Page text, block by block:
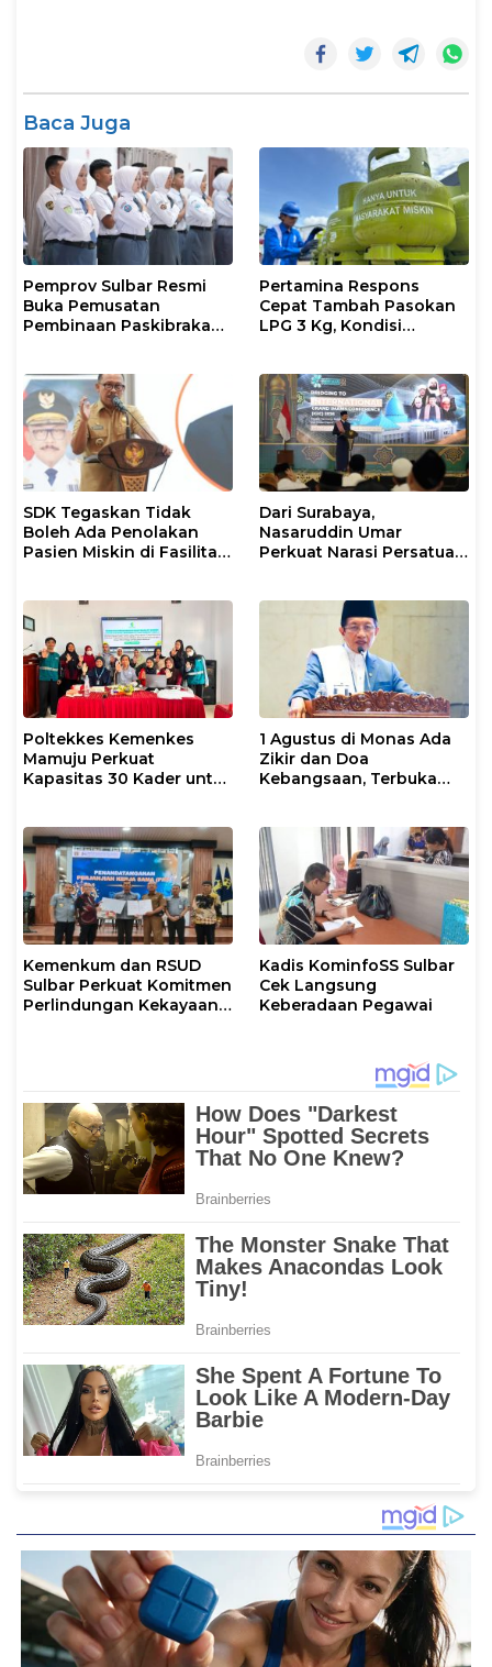
Baca Juga
Pemprov Sulbar Resmi
Buka Pemusatan
Pembinaan Paskibraka
Pertamina Respons
Cepat Tambah Pasokan
LPG 3 Kg, Kondisi
SDK Tegaskan Tidak
Boleh Ada Penolakan
Pasien Miskin di Fasilitas
Dari Surabaya,
Nasaruddin Umar
Perkuat Narasi Persatuan
Poltekkes Kemenkes
Mamuju Perkuat
Kapasitas 30 Kader untuk
1 Agustus di Monas Ada
Zikir dan Doa
Kebangsaan, Terbuka
Kemenkum dan RSUD
Sulbar Perkuat Komitmen
Perlindungan Kekayaan
Kadis KominfoSS Sulbar
Cek Langsung
Keberadaan Pegawai